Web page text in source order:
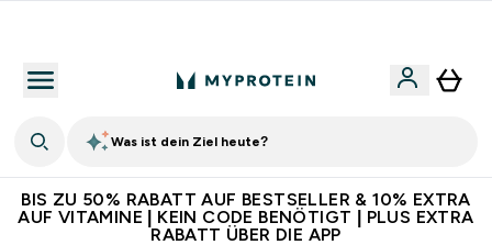
Was ist dein Ziel heute?
BIS ZU 50% RABATT AUF BESTSELLER & 10% EXTRA
AUF VITAMINE | KEIN CODE BENÖTIGT | PLUS EXTRA
RABATT ÜBER DIE APP